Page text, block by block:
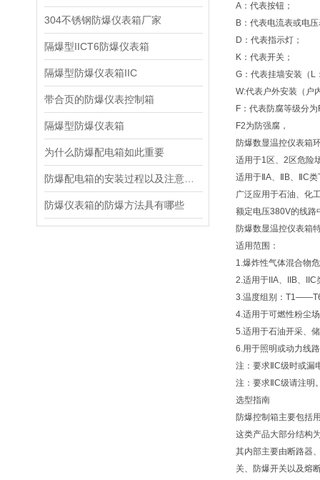
304不锈钢防爆仪表箱厂家
隔爆型IICT6防爆仪表箱
隔爆型防爆仪表箱IIC
带合页的防爆仪表控制箱
隔爆型防爆仪表箱
为什么防爆配电箱如此重要
防爆仪表箱的防爆方法具有哪些
A：代表按钮；
B：代表电流表或电
D：代表指示灯；
K：代表开关；
G：代表挂墙安装（L
W:代表户外安装（户
F：代表防腐等级分
F2为防强腐，
防爆数显温控仪表箱
适用于1区、2区危险
适用于ⅡA、ⅡB、ⅡC
广泛应用于石油、化
额定电压380V的线路
防爆数显温控仪表箱
适用范围：
1.爆炸性气体混合物
2.适用于IIA、IIB、
3.温度组别：
4.适用于可燃性粉尘
5.适用于石油开采、
6.用于照明或动力线
注：要求ⅡC级时或漏
注：要求ⅡC级请注明
选型指南
防爆控制箱主要包括
这类产品大部分结构
其内部主要由断路器
关、防爆开关以及熔